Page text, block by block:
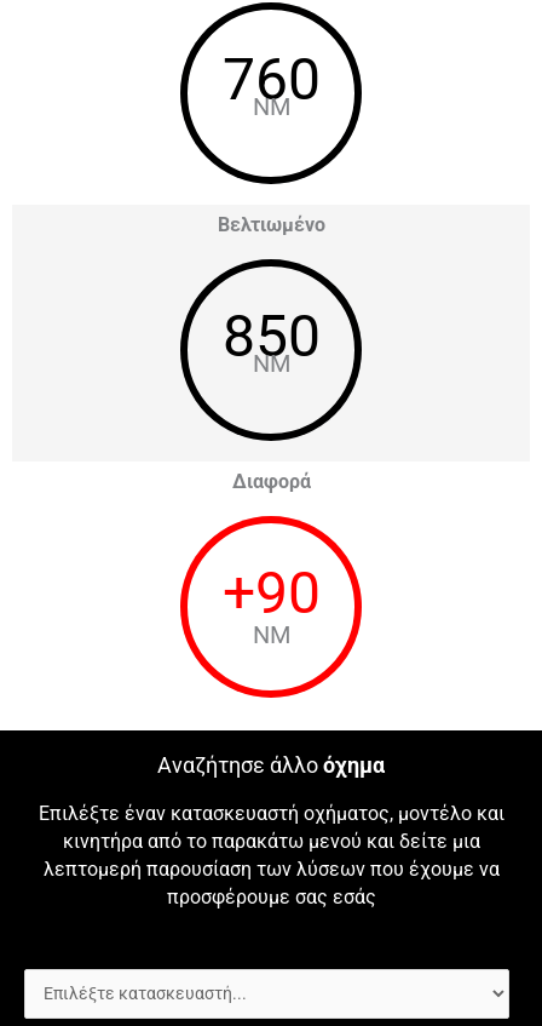
760
NM
Βελτιωμένο
850
NM
Διαφορά
+90
NM
Αναζήτησε άλλοόχημα
Επιλέξτε έναν κατασκευαστή οχήματος, μοντέλο και
κινητήρα από το παρακάτω μενού και δείτε μια
λεπτομερή παρουσίαση των λύσεων που έχουμε να
προσφέρουμε σας εσάς